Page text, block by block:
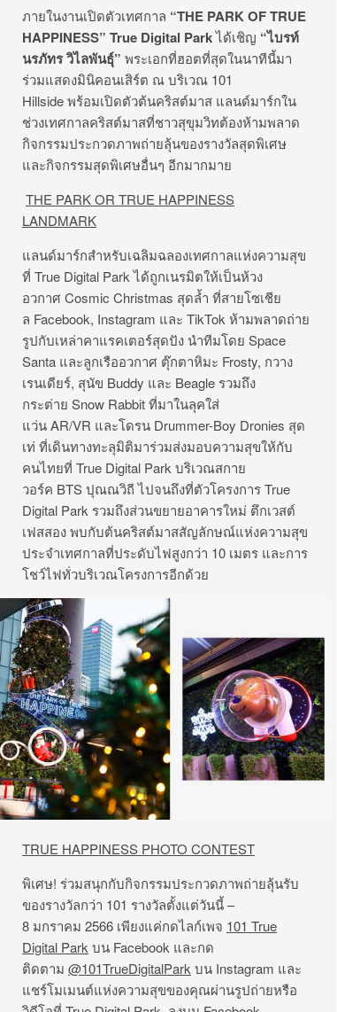
ภายในงานเปิดตัวเทศกาล “THE PARK OF TRUE
HAPPINESS” True Digital Parkได้เชิญ “ไบรท์
นรภัทร วิไลพันธุ์” พระเอกที่ฮอตที่สุดในนาทีนี้มา
ร่วมแสดงมินิคอนเสิร์ต ณ บริเวณ 101
Hillside พร้อมเปิดตัวต้นคริสต์มาส แลนด์มาร์กใน
ช่วงเทศกาลคริสต์มาสที่ชาวสุขุมวิทต้องห้ามพลาด
กิจกรรมประกวดภาพถ่ายลุ้นของรางวัลสุดพิเศษ
และกิจกรรมสุดพิเศษอื่นๆ อีกมากมาย
THE PARK OR TRUE HAPPINESS
LANDMARK
แลนด์มาร์กสำหรับเฉลิมฉลองเทศกาลแห่งความสุข
ที่ True Digital Park ได้ถูกเนรมิตให้เป็นห้วง
อวกาศ Cosmic Christmas สุดล้ำ ที่สายโซเชีย
ล Facebook, Instagram และ TikTok ห้ามพลาดถ่าย
รูปกับเหล่าคาแรคเตอร์สุดปัง นำทีมโดย Space
Santa และลูกเรืออวกาศ ตุ๊กตาหิมะ Frosty, กวาง
เรนเดียร์, สุนัข Buddy และ Beagle รวมถึง
กระต่าย Snow Rabbit ที่มาในลุคใส่
แว่น AR/VR และโดรน Drummer-Boy Dronies สุด
เท่ ที่เดินทางทะลุมิติมาร่วมส่งมอบความสุขให้กับ
คนไทยที่ True Digital Park บริเวณสกาย
วอร์ค BTS ปุณณวิถี ไปจนถึงที่ตัวโครงการ True
Digital Park รวมถึงส่วนขยายอาคารใหม่ ตึกเวสต์
เฟสสอง พบกับต้นคริสต์มาสสัญลักษณ์แห่งความสุข
ประจำเทศกาลที่ประดับไฟสูงกว่า 10 เมตร และการ
โชว์ไฟทั่วบริเวณโครงการอีกด้วย
TRUE HAPPINESS PHOTO CONTEST
พิเศษ! ร่วมสนุกกับกิจกรรมประกวดภาพถ่ายลุ้นรับ
ของรางวัลกว่า 101 รางวัลตั้งแต่วันนี้ –
8 มกราคม 2566 เพียงแค่กดไลก์เพจ 101 True
Digital Parkบน Facebook และกด
ติดตาม @101TrueDigitalParkบน Instagram และ
แชร์โมเมนต์แห่งความสุขของคุณผ่านรูปถ่ายหรือ